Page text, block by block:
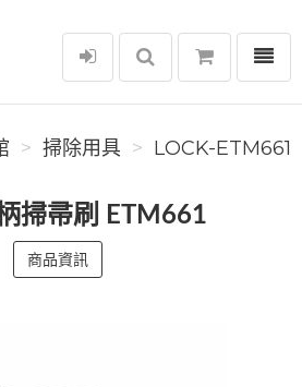
選單
掃除用具 LOCK-ETM661
掃帚刷 ETM661
商品資訊